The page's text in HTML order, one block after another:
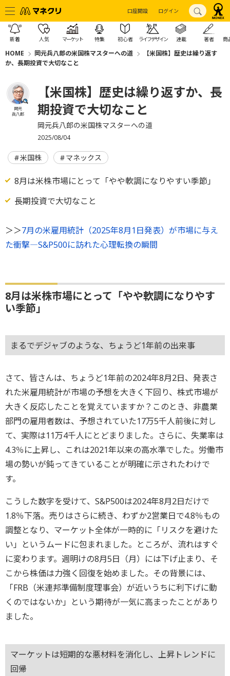
口座開設 ログイン
新着 人気 マーケット 特集 初心者 ライフデザイン 連載 著者 商
HOME 岡元兵八郎の米国株マスターへの道
【米国株】歴史は繰り返す
か、長期投資で大切なこと
岡元
兵八郎
【米国株】歴史は繰り返すか、長
期投資で大切なこと
岡元兵八郎の米国株マスターへの道
2025/08/04
米国株 マネックス
8月は米株市場にとって「やや軟調になりやすい季節」
長期投資で大切なこと
＞＞7月の米雇用統計（2025年8月1日発表）が市場に与え
た衝撃―S&P500に訪れた心理転換の瞬間
8月は米株市場にとって「やや軟調になりやす
い季節」
まるでデジャブのような、ちょうど1年前の出来事
さて、皆さんは、ちょうど1年前の2024年8月2日、発表さ
れた米雇用統計が市場の予想を大きく下回り、株式市場が
大きく反応したことを覚えていますか？このとき、非農業
部門の雇用者数は、予想されていた17万5千人前後に対し
て、実際は11万4千人にとどまりました。さらに、失業率は
4.3％に上昇し、これは2021年以来の高水準でした。労働市
場の勢いが鈍ってきていることが明確に示されたわけで
す。
こうした数字を受けて、S&P500は2024年8月2日だけで
1.8％下落。売りはさらに続き、わずか2営業日で4.8％もの
調整となり、マーケット全体が一時的に「リスクを避けた
い」というムードに包まれました。ところが、流れはすぐ
に変わります。週明けの8月5日（月）には下げ止まり、そ
こから株価は力強く回復を始めました。その背景には、
「FRB（米連邦準備制度理事会）が近いうちに利下げに動
くのではないか」という期待が一気に高まったことがあり
ました。
マーケットは短期的な悪材料を消化し、上昇トレンドに
回帰